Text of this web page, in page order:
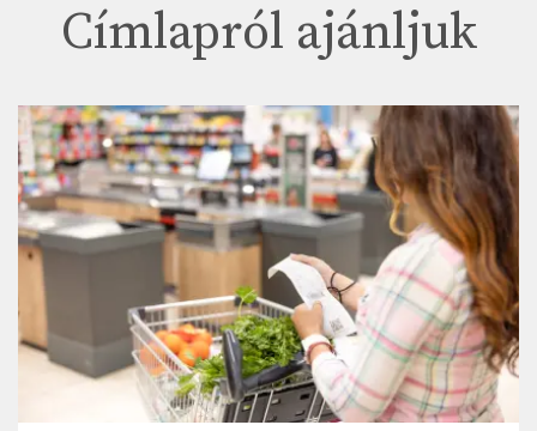
Címlapról ajánljuk